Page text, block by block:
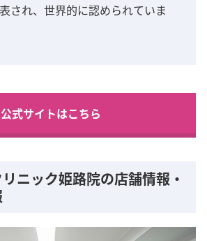
され、世界的に認められていま
公式サイトはこちら
ニック姫路院の店舗情報・